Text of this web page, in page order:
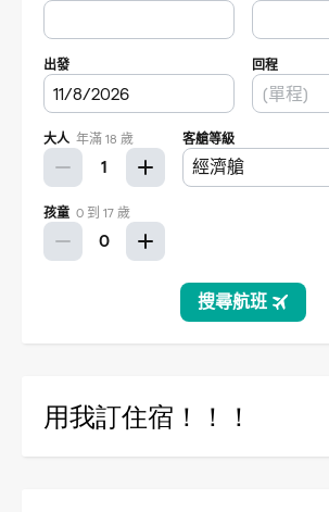
用我訂住宿！！！